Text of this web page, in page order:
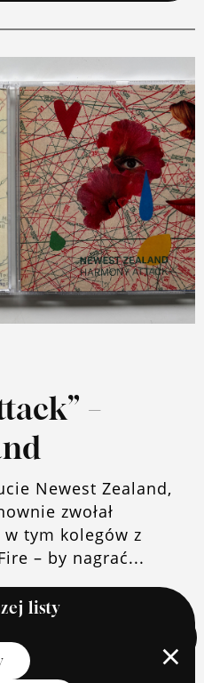
–
Newest Zealand,
zwołał
tym kolegów z
– by nagrać...
dalej
listy
×